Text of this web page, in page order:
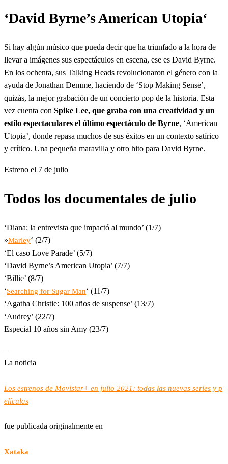
‘David Byrne’s American Utopia‘
Si hay algún músico que pueda decir que ha triunfado a la hora de
llevar a imágenes sus espectáculos en escena, ese es David Byrne.
En los ochenta, sus Talking Heads revolucionaron el género con la
ayuda de Jonathan Demme, haciendo de ‘Stop Making Sense’,
quizás, la mejor grabación de un concierto pop de la historia. Esta
vez cuenta con Spike Lee, que graba con una creatividad y un
estilo espectaculares el último espectáculo de Byrne, ‘American
Utopia’, donde repasa muchos de sus éxitos en un contexto satírico
y crítico. Una pequeña maravilla y otro hito para David Byrne.
Estreno el 7 de julio
Todos los documentales de julio
‘Diana: la entrevista que impactó al mundo’ (1/7)
»Marley‘ (2/7)
‘El caso Love Parade’ (5/7)
‘David Byrne’s American Utopia’ (7/7)
‘Billie’ (8/7)
‘Searching for Sugar Man‘ (11/7)
‘Agatha Christie: 100 años de suspense’ (13/7)
‘Audrey’ (22/7)
Especial 10 años sin Amy (23/7)
–
La noticia
Los estrenos de Movistar+ en julio 2021: todas las nuevas series y p
elículas
fue publicada originalmente en
Xataka